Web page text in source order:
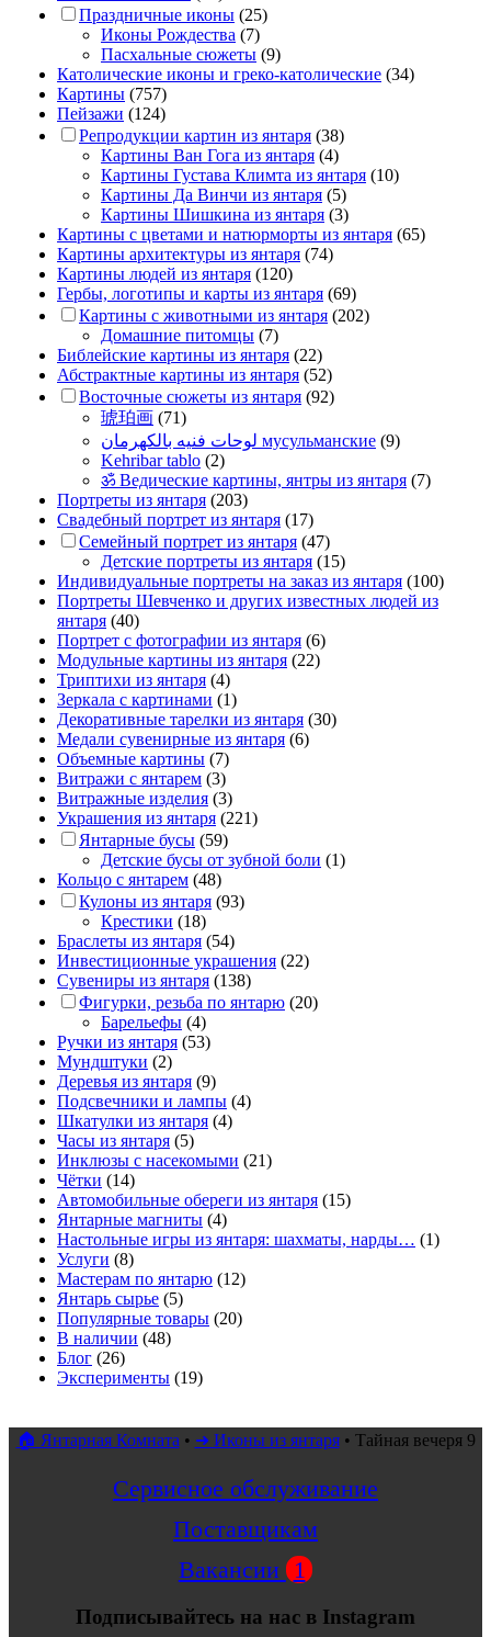
Праздничные иконы (25)
Иконы Рождества (7)
Пасхальные сюжеты (9)
Католические иконы и греко-католические (34)
Картины (757)
Пейзажи (124)
Репродукции картин из янтаря (38)
Картины Ван Гога из янтаря (4)
Картины Густава Климта из янтаря (10)
Картины Да Винчи из янтаря (5)
Картины Шишкина из янтаря (3)
Картины с цветами и натюрморты из янтаря (65)
Картины архитектуры из янтаря (74)
Картины людей из янтаря (120)
Гербы, логотипы и карты из янтаря (69)
Картины с животными из янтаря (202)
Домашние питомцы (7)
Библейские картины из янтаря (22)
Абстрактные картины из янтаря (52)
Восточные сюжеты из янтаря (92)
琥珀画 (71)
لوحات فنيه بالكهرمان мусульманские (9)
Kehribar tablo (2)
ॐ Ведические картины, янтры из янтаря (7)
Портреты из янтаря (203)
Свадебный портрет из янтаря (17)
Семейный портрет из янтаря (47)
Детские портреты из янтаря (15)
Индивидуальные портреты на заказ из янтаря (100)
Портреты Шевченко и других известных людей из
янтаря (40)
Портрет c фотографии из янтаря (6)
Модульные картины из янтаря (22)
Триптихи из янтаря (4)
Зеркала с картинами (1)
Декоративные тарелки из янтаря (30)
Медали сувенирные из янтаря (6)
Объемные картины (7)
Витражи с янтарем (3)
Витражные изделия (3)
Украшения из янтаря (221)
Янтарные бусы (59)
Детские бусы от зубной боли (1)
Кольцо с янтарем (48)
Кулоны из янтаря (93)
Крестики (18)
Браслеты из янтаря (54)
Инвестиционные украшения (22)
Сувениры из янтаря (138)
Фигурки, резьба по янтарю (20)
Барельефы (4)
Ручки из янтаря (53)
Мундштуки (2)
Деревья из янтаря (9)
Подсвечники и лампы (4)
Шкатулки из янтаря (4)
Часы из янтаря (5)
Инклюзы с насекомыми (21)
Чётки (14)
Автомобильные обереги из янтаря (15)
Янтарные магниты (4)
Настольные игры из янтаря: шахматы, нарды… (1)
Услуги (8)
Мастерам по янтарю (12)
Янтарь сырье (5)
Популярные товары (20)
В наличии (48)
Блог (26)
Эксперименты (19)
🏠 Янтарная Комната • ➜ Иконы из янтаря• Тайная вечеря 9
Сервисное обслуживание
Поставщикам
Вакансии 1
Подписывайтесь на нас в Instagram